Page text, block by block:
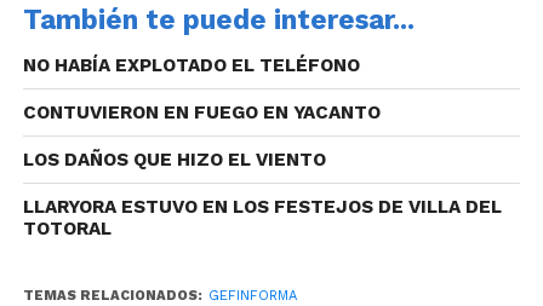
arma de fuego calibre 32 con seis cartuchos entre
otros elementos. Se investiga el hecho.
En la tarde del viernes, a la hora 16.05 en
inmediaciones de Manzana 20 de barrio
Ituzaingó, luego de un operativo, personal policial
En el procedimiento se secuestró una motocicleta
sustraído en la vía pública de ese sector.
También te puede interesar...
NO HABÍA EXPLOTADO EL TELÉFONO
CONTUVIERON EN FUEGO EN YACANTO
LOS DAÑOS QUE HIZO EL VIENTO
LLARYORA ESTUVO EN LOS FESTEJOS DE VILLA DEL
TOTORAL
TEMAS RELACIONADOS: GEFINFORMA